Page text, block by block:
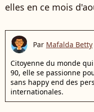
elles en ce mois
Par Mafalda Betty
Citoyenne du monde
90, elle se passionne
sans happy end des
internationales.